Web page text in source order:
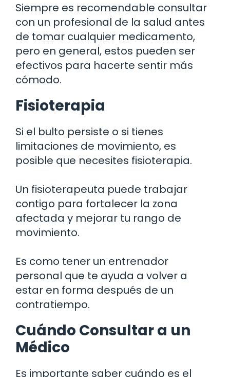
Siempre es recomendable consultar
con un profesional de la salud antes
de tomar cualquier medicamento,
pero en general, estos pueden ser
efectivos para hacerte sentir más
cómodo.
Fisioterapia
Si el bulto persiste o si tienes
limitaciones de movimiento, es
posible que necesites fisioterapia.
Un fisioterapeuta puede trabajar
contigo para fortalecer la zona
afectada y mejorar tu rango de
movimiento.
Es como tener un entrenador
personal que te ayuda a volver a
estar en forma después de un
contratiempo.
Cuándo Consultar a un
Médico
Es importante saber cuándo es el